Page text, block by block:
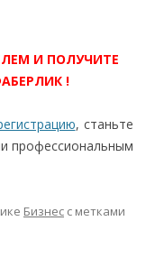
И ПОЛУЧИТЕ
!
, станьте
профессиональным
Бизнес с метками